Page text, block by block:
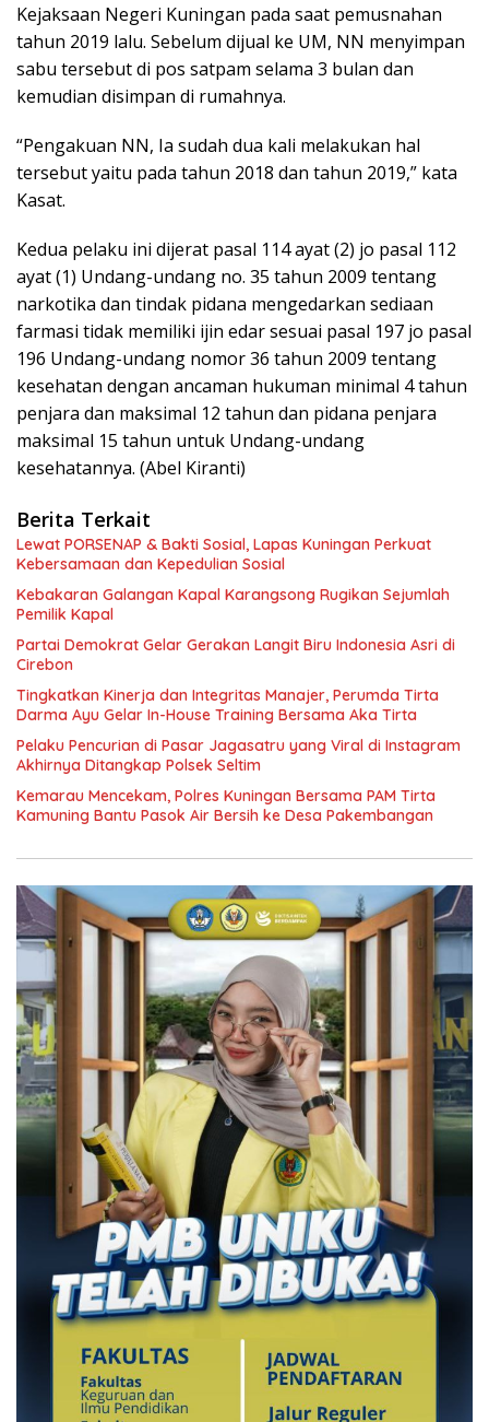
Kejaksaan Negeri Kuningan pada saat pemusnahan
tahun 2019 lalu. Sebelum dijual ke UM, NN menyimpan
sabu tersebut di pos satpam selama 3 bulan dan
kemudian disimpan di rumahnya.
“Pengakuan NN, Ia sudah dua kali melakukan hal
tersebut yaitu pada tahun 2018 dan tahun 2019,” kata
Kasat.
Kedua pelaku ini dijerat pasal 114 ayat (2) jo pasal 112
ayat (1) Undang-undang no. 35 tahun 2009 tentang
narkotika dan tindak pidana mengedarkan sediaan
farmasi tidak memiliki ijin edar sesuai pasal 197 jo pasal
196 Undang-undang nomor 36 tahun 2009 tentang
kesehatan dengan ancaman hukuman minimal 4 tahun
penjara dan maksimal 12 tahun dan pidana penjara
maksimal 15 tahun untuk Undang-undang
kesehatannya. (Abel Kiranti)
Berita Terkait
Lewat PORSENAP & Bakti Sosial, Lapas Kuningan Perkuat
Kebersamaan dan Kepedulian Sosial
Kebakaran Galangan Kapal Karangsong Rugikan Sejumlah
Pemilik Kapal
Partai Demokrat Gelar Gerakan Langit Biru Indonesia Asri di
Cirebon
‎Tingkatkan Kinerja dan Integritas Manajer, Perumda Tirta
Darma Ayu Gelar In-House Training Bersama Aka Tirta ‎
Pelaku Pencurian di Pasar Jagasatru yang Viral di Instagram
Akhirnya Ditangkap Polsek Seltim
Kemarau Mencekam, Polres Kuningan Bersama PAM Tirta
Kamuning Bantu Pasok Air Bersih ke Desa Pakembangan